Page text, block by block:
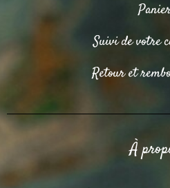
Suivi de votre
Retour et
À